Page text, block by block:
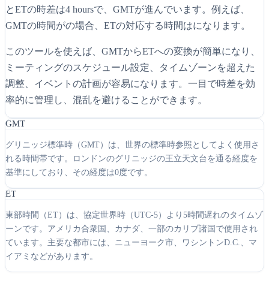
とETの時差は4 hoursで、GMTが進んでいます。例えば、
GMTの時間がの場合、ETの対応する時間はになります。
このツールを使えば、GMTからETへの変換が簡単になり、
ミーティングのスケジュール設定、タイムゾーンを超えた
調整、イベントの計画が容易になります。一目で時差を効
率的に管理し、混乱を避けることができます。
GMT
グリニッジ標準時（GMT）は、世界の標準時参照としてよく使用さ
れる時間帯です。ロンドンのグリニッジの王立天文台を通る経度を
基準にしており、その経度は0度です。
ET
東部時間（ET）は、協定世界時（UTC-5）より5時間遅れのタイムゾ
ーンです。アメリカ合衆国、カナダ、一部のカリブ諸国で使用され
ています。主要な都市には、ニューヨーク市、ワシントンD.C.、マ
イアミなどがあります。